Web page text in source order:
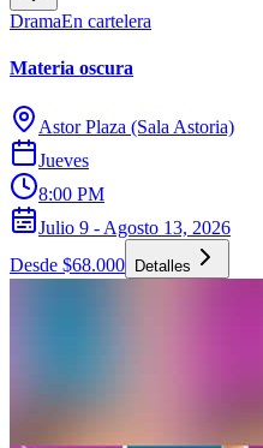
DramaEn cartelera
Materia oscura
Astor Plaza (Sala Astoria)
Jueves
8:00 PM
Julio 9 - Agosto 13, 2026
Desde $68.000
Detalles